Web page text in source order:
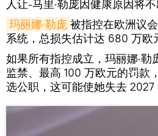
人让-马里·勒庞因健康原因将不
玛丽娜·勒庞 被指控在欧洲议
系统，总损失估计达 680 万欧
如果所有指控成立，玛丽娜·勒
监禁、最高 100 万欧元的罚款
选公职，这可能使她失去 2027